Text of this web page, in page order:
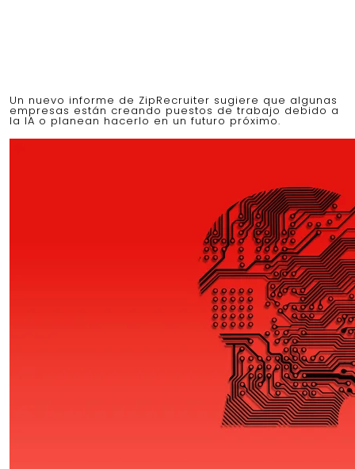
Un nuevo informe de ZipRecruiter sugiere que algunas
empresas están creando puestos de trabajo debido a
la IA o planean hacerlo en un futuro próximo.